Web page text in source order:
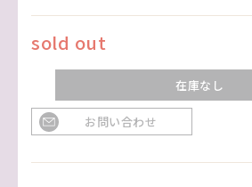
sold out
在庫なし
お問い合わせ